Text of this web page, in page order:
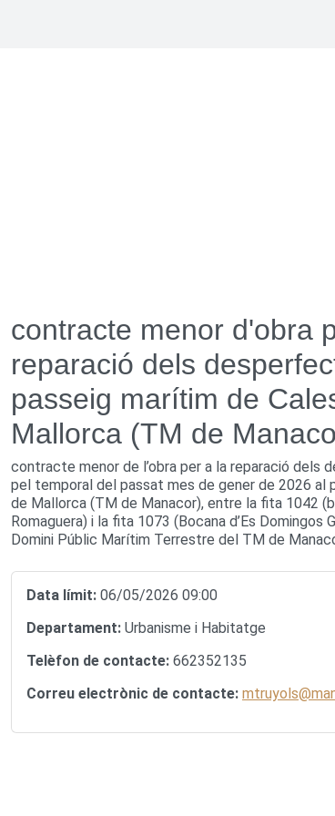
contracte menor d'obra
reparació dels
passeig marítim de
Mallorca (TM de
contracte menor de l’obra per a la reparació dels
pel temporal del passat mes de gener de 2026 al
de Mallorca (TM de Manacor), entre la fita 1042
Romaguera) i la fita 1073 (Bocana d’Es Domingos
Domini Públic Marítim Terrestre del TM de
Data límit: 06/05/2026 09:00
Departament: Urbanisme i Habitatge
Telèfon de contacte: 662352135
Correu electrònic de contacte: